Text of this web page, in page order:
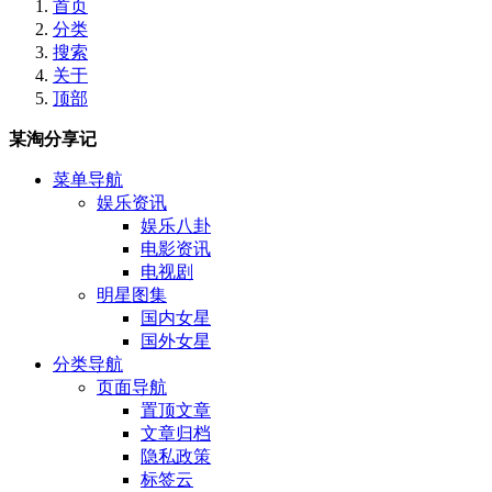
首页
分类
搜索
关于
顶部
某淘分享记
菜单导航
娱乐资讯
娱乐八卦
电影资讯
电视剧
明星图集
国内女星
国外女星
分类导航
页面导航
置顶文章
文章归档
隐私政策
标签云